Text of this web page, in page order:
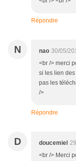
Répondre
N nao 30/05/
<br /> merci
si les lien
pas les
/>
Répondre
D doucemiel
<br /> Merci